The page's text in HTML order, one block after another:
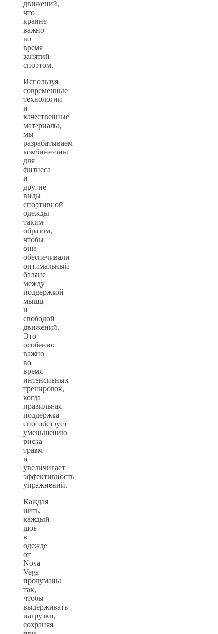
движений,
что
крайне
важно
во
время
занятий
спортом.
Используя
современные
технологии
и
качественные
материалы,
мы
разрабатываем
комбинезоны
для
фитнеса
и
другие
виды
спортивной
одежды
таким
образом,
чтобы
они
обеспечивали
оптимальный
баланс
между
поддержкой
мышц
и
свободой
движений.
Это
особенно
важно
во
время
интенсивных
тренировок,
когда
правильная
поддержка
способствует
уменьшению
риска
травм
и
увеличивает
эффективность
упражнений.
Каждая
нить,
каждый
шов
в
одежде
от
Nova
Vega
продуманы
так,
чтобы
выдерживать
нагрузки,
сохраняя